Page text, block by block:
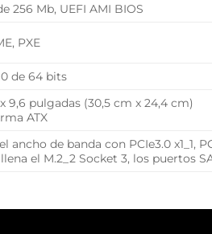
256 Mb, UEFI AMI BIOS
PXE
de 64 bits
9,6 pulgadas (30,5 cm x 24,4 cm)
ATX
ancho de banda con PCIe3.0 x1_1,
el M.2_2 Socket 3, los puertos